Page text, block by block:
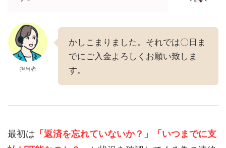
担当者
かしこまりました。それでは〇日ま
でにご入金よろしくお願い致しま
す。
最初は 「返済を忘れていないか？」
「いつまでに支